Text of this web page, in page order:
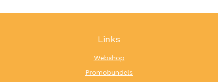
Links
Webshop
Promobundels